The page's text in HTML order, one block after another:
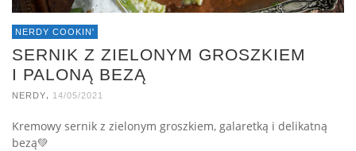
NERDY COOKIN'
SERNIK Z ZIELONYM GROSZKIEM
I PALONĄ BEZĄ
NERDY 14/05/2021
Kremowy sernik z zielonym groszkiem, galaretką i delikatną
bezą💚